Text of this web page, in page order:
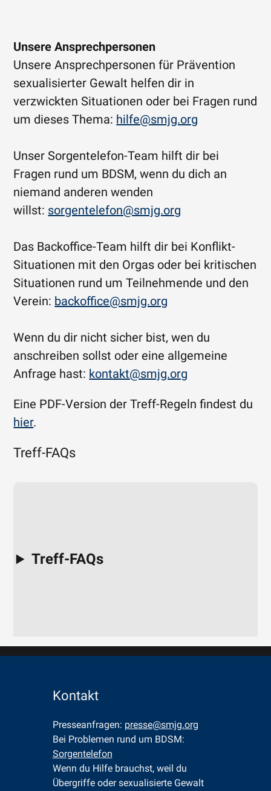
Unsere Ansprechpersonen
Unsere Ansprechpersonen für Prävention
sexualisierter Gewalt helfen dir in
verzwickten Situationen oder bei Fragen rund
um dieses Thema: hilfe@smjg.org
Unser Sorgentelefon-Team hilft dir bei
Fragen rund um BDSM, wenn du dich an
niemand anderen wenden
willst: sorgentelefon@smjg.org
Das Backoffice-Team hilft dir bei Konflikt-
Situationen mit den Orgas oder bei kritischen
Situationen rund um Teilnehmende und den
Verein: backoffice@smjg.org
Wenn du dir nicht sicher bist, wen du
anschreiben sollst oder eine allgemeine
Anfrage hast: kontakt@smjg.org
Eine PDF-Version der Treff-Regeln findest du
hier.
Treff-FAQs
Treff-FAQs
Kontakt
Presseanfragen: presse@smjg.org
Bei Problemen rund um BDSM:
Sorgentelefon
Wenn du Hilfe brauchst, weil du
Übergriffe oder sexualisierte Gewalt